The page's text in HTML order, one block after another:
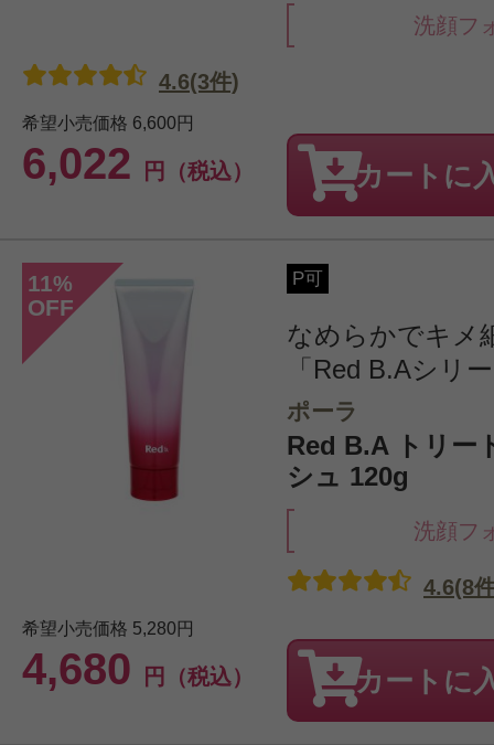
洗顔フ
希望小売価格 6,600円
6,022 円（税込）
4.6(3件)
カートに
11%
OFF
P可
なめらかでキメ
「Red B.Aシリ
ポーラ
Red B.A トリー
シュ 120g
洗顔フ
希望小売価格 5,280円
4,680 円（税込）
4.6(8
カートに